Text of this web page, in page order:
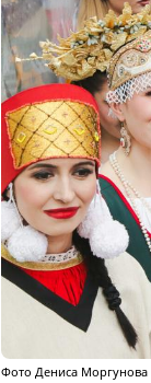
Фото Дениса Моргунова